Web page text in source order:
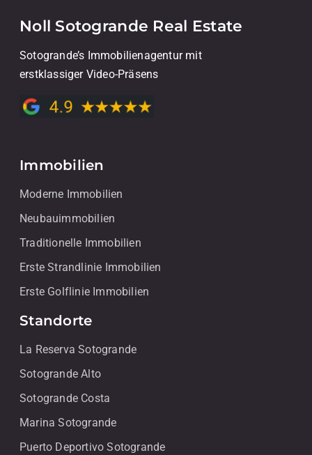
Noll Sotogrande Real Estate
Sotogrande’s Immobilienagentur mit
erstklassiger Video-Präsens
Immobilien
Moderne Immobilien
Neubauimmobilien
Traditionelle Immobilien
Erste Strandlinie Immobilien
Erste Golflinie Immobilien
Standorte
La Reserva Sotogrande
Sotogrande Alto
Sotogrande Costa
Marina Sotogrande
Puerto Deportivo Sotogrande